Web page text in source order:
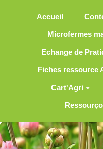
Accueil
Microfermes
Echange de
Fiches ressource
Cart'Agri